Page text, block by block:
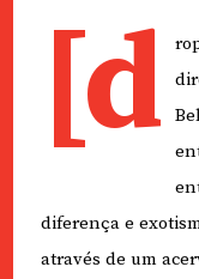
[d
diferença e
através de um